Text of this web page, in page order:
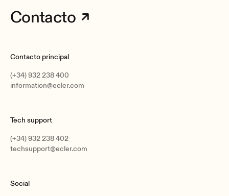
Contacto
Contacto principal
(+34) 932 238 400
information@ecler.com
Tech support
(+34) 932 238 402
techsupport@ecler.com
Social